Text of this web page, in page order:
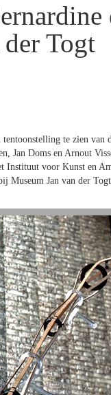
Togt
te zien van
Jan Doms en Arnout
Instituut voor Kunst en
Museum Jan van der Togt